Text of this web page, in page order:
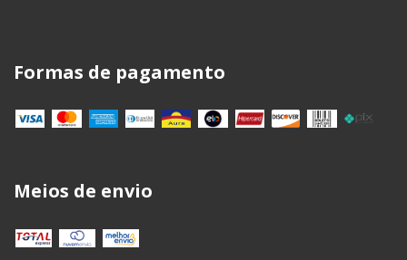
Formas de pagamento
Meios de envio